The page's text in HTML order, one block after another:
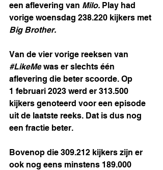
een aflevering van Milo. Play had
vorige woensdag 238.220 kijkers met
Big Brother.
Van de vier vorige reeksen van
#LikeMe was er slechts één
aflevering die beter scoorde. Op
1 februari 2023 werd er 313.500
kijkers genoteerd voor een episode
uit de laatste reeks. Dat is dus nog
een fractie beter.
Bovenop die 309.212 kijkers zijn er
ook nog eens minstens 189.000